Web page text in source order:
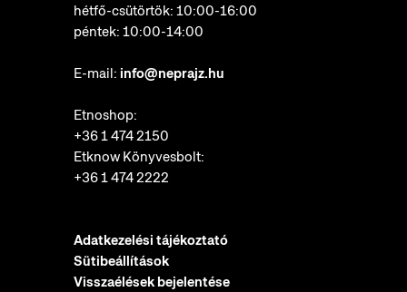
hétfő-csütörtök: 10:00-16:00
péntek: 10:00-14:00
E-mail: info@neprajz.hu
Etnoshop:
+36 1 474 2150
Etknow Könyvesbolt:
+36 1 474 2222
Adatkezelési tájékoztató
Sütibeállítások
Visszaélések bejelentése